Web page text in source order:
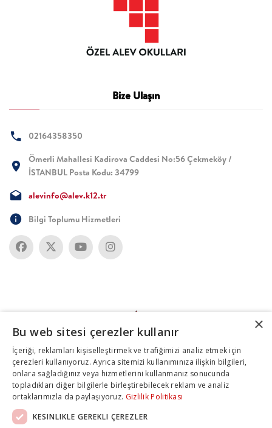
Bize Ulaşın
02164358350
Ömerli Mahallesi Kadirova Caddesi No:56 Çekmeköy /
İSTANBUL Posta Kodu: 34799
alevinfo@alev.k12.tr
Bilgi Toplumu Hizmetleri
×
Bu web sitesi çerezler kullanır
İçeriği, reklamları kişiselleştirmek ve trafiğimizi analiz etmek için
çerezleri kullanıyoruz. Ayrıca sitemizi kullanımınıza ilişkin bilgileri,
onlara sağladığınız veya hizmetlerini kullanmanız sonucunda
topladıkları diğer bilgilerle birleştirebilecek reklam ve analiz
ortaklarımızla da paylaşıyoruz. Gizlilik Politikası
KESINLIKLE GEREKLI ÇEREZLER